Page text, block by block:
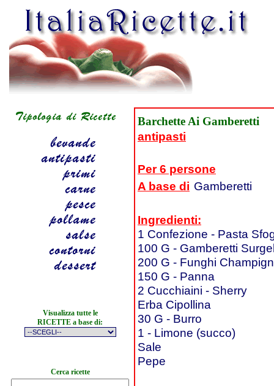
Visualizza tutte le
RICETTE a base di:
Cerca ricette
Barchette Ai Gamberetti
antipasti
Per 6 persone
A base di Gamberetti
Ingredienti:
1 Confezione - Pasta
100 G - Gamberetti
200 G - Funghi
150 G - Panna
2 Cucchiaini - Sherry
Erba Cipollina
30 G - Burro
1 - Limone (succo)
Sale
Pepe